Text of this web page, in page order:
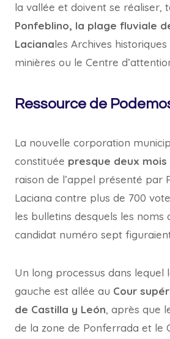
la vallée et doivent se réaliser,
Ponfeblino, la plage fluviale
Lacianales Archives
minières ou le Centre
Ressource de
La nouvelle corporation
constituée presque deux
raison de l’appel présenté par
Laciana contre plus de 700
les bulletins desquels les noms
candidat numéro sept
Un long processus dans lequel
gauche est allée au Cour
de Castilla y León, après que
de la zone de Ponferrada et le